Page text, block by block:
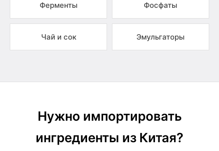
Ферменты Фосфаты
Чай и сок Эмульгаторы
Нужно импортировать
ингредиенты из Китая?